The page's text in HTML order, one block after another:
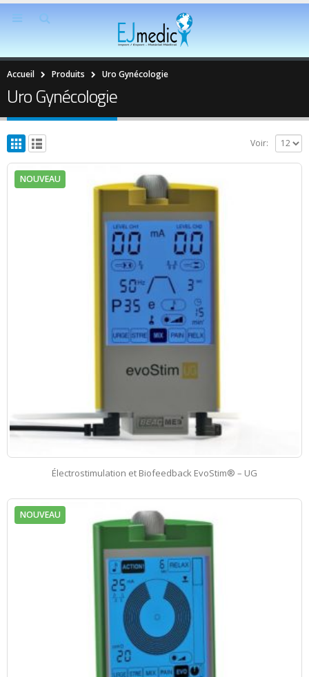
Accueil Produits Uro Gynécologie
Uro Gynécologie
Voir:
NOUVEAU
Électrostimulation et Biofeedback EvoStim® – UG
NOUVEAU